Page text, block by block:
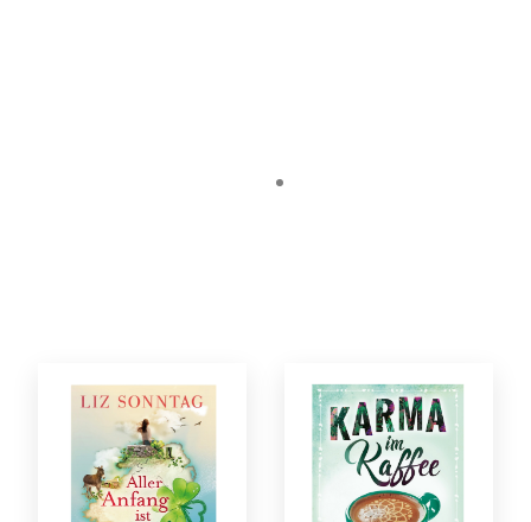
aus einer Rezension